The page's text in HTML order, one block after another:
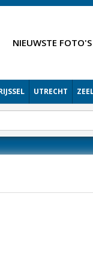
NIEUWSTE FOTO'S
UTRECHT